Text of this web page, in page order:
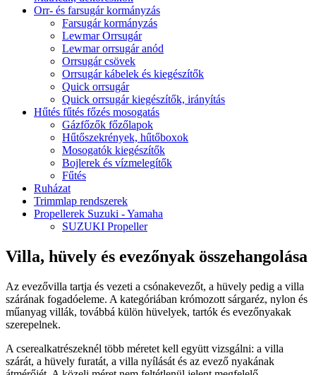
Orr- és farsugár kormányzás
Farsugár kormányzás
Lewmar Orrsugár
Lewmar orrsugár anód
Orrsugár csövek
Orrsugár kábelek és kiegészítők
Quick orrsugár
Quick orrsugár kiegészítők, irányítás
Hűtés fűtés főzés mosogatás
Gázfőzők főzőlapok
Hűtőszekrények, hűtőboxok
Mosogatók kiegészítők
Bojlerek és vízmelegítők
Fűtés
Ruházat
Trimmlap rendszerek
Propellerek Suzuki - Yamaha
SUZUKI Propeller
Villa, hüvely és evezőnyak összehangolása
Az evezővilla tartja és vezeti a csónakevezőt, a hüvely pedig a villa
szárának fogadóeleme. A kategóriában krómozott sárgaréz, nylon és
műanyag villák, továbbá külön hüvelyek, tartók és evezőnyakak
szerepelnek.
A cserealkatrészeknél több méretet kell együtt vizsgálni: a villa
szárát, a hüvely furatát, a villa nyílását és az evező nyakának